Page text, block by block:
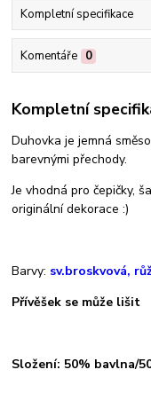
Kompletní specifikace
Komentáře 0
Kompletní
Duhovka je jemná
barevnými přechody.
Je vhodná pro čepičky,
originální dekorace :)
Barvy: sv.broskvová,
Přívěšek se může lišit
Složení: 50% bavlna/